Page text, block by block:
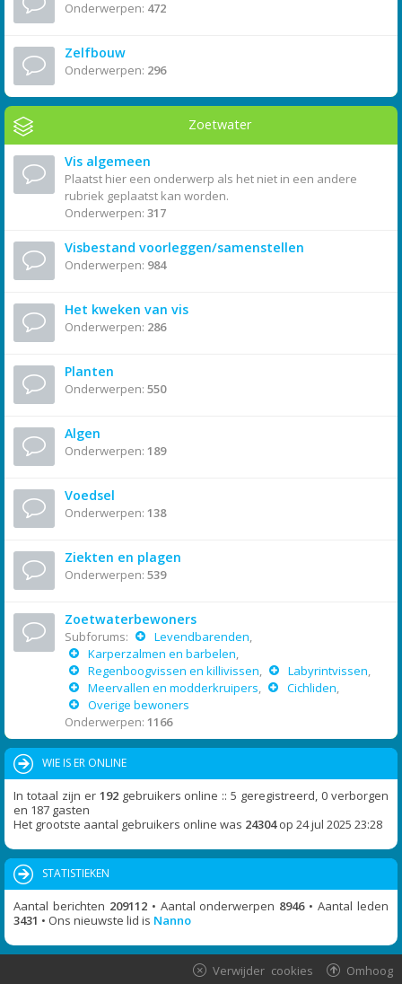
Onderwerpen: 472
Zelfbouw
Onderwerpen: 296
Zoetwater
Vis algemeen
Plaatst hier een onderwerp als het niet in een andere
rubriek geplaatst kan worden.
Onderwerpen: 317
Visbestand voorleggen/samenstellen
Onderwerpen: 984
Het kweken van vis
Onderwerpen: 286
Planten
Onderwerpen: 550
Algen
Onderwerpen: 189
Voedsel
Onderwerpen: 138
Ziekten en plagen
Onderwerpen: 539
Zoetwaterbewoners
Subforums: Levendbarenden,
Karperzalmen en barbelen,
Regenboogvissen en killivissen, Labyrintvissen,
Meervallen en modderkruipers, Cichliden,
Overige bewoners
Onderwerpen: 1166
WIE IS ER ONLINE
In totaal zijn er 192gebruikers online :: 5 geregistreerd, 0 verborgen
en 187 gasten
Het grootste aantal gebruikers online was 24304op 24 jul 2025 23:28
STATISTIEKEN
Aantal berichten 209112• Aantal onderwerpen 8946• Aantal leden
3431 • Ons nieuwste lid is Nanno
Omhoog
Verwijder cookies